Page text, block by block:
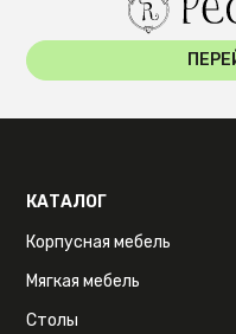
КАТАЛОГ
Корпусная мебель
Мягкая мебель
Столы